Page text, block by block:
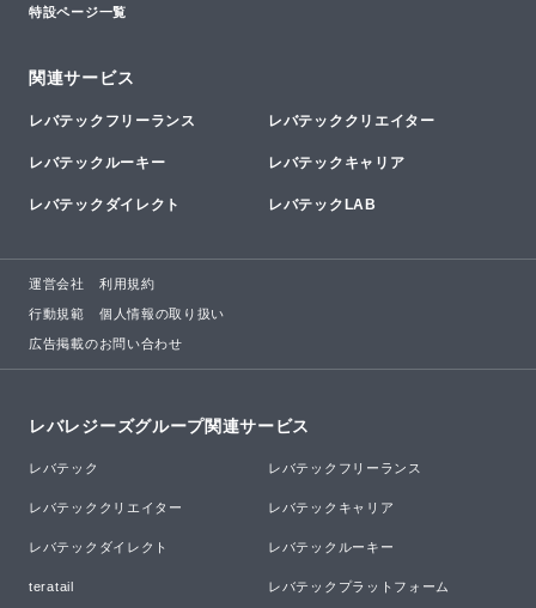
特設ページ一覧
関連サービス
レバテックフリーランス レバテッククリエイター
レバテックルーキー レバテックキャリア
レバテックダイレクト レバテックLAB
運営会社 利用規約
行動規範 個人情報の取り扱い
広告掲載のお問い合わせ
レバレジーズグループ関連サービス
レバテック レバテックフリーランス
レバテッククリエイター レバテックキャリア
レバテックダイレクト レバテックルーキー
teratail レバテックプラットフォーム